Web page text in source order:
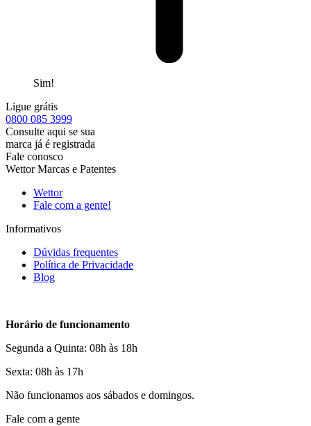
Sim!
Ligue grátis
0800 085 3999
Consulte aqui se sua
marca já é registrada
Fale conosco
Wettor Marcas e Patentes
Wettor
Fale com a gente!
Informativos
Dúvidas frequentes
Política de Privacidade
Blog
Horário de funcionamento
Segunda a Quinta: 08h às 18h
Sexta: 08h às 17h
Não funcionamos aos sábados e domingos.
Fale com a gente